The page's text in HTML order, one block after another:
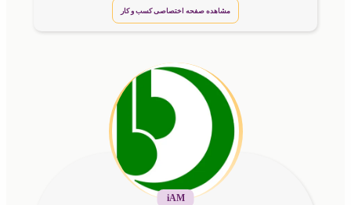
مشاهده صفحه اختصاصی کسب و کار
iAM